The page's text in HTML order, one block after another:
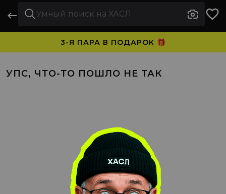
3-Я ПАРА В ПОДАРОК 🎁
УПС, ЧТО-ТО ПОШЛО НЕ ТАК